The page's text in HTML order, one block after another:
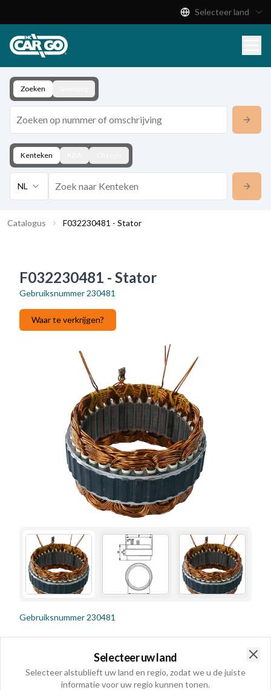
Download
Contact
Selecteer land
Zoeken
Kenteken
NL
Catalogus F032230481 - Stator
F032230481 - Stator
Gebruiksnummer 230481
Waar te verkrijgen?
Gebruiksnummer 230481
Details en beschrijving
Volt 14, Ampère: 65, Number of leads 3, Buitendiameter
121.00, Hoogte/wikkeling 65.00, Draaduiteinde 2 2,
Selecteer uw land
Selecteer alstublieft uw land en regio, zodat we u de juiste
informatie voor uw regio kunnen tonen.